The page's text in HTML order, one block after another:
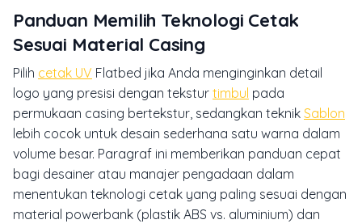
Panduan Memilih Teknologi Cetak
Sesuai Material Casing
Pilih cetak UV Flatbed jika Anda menginginkan detail
logo yang presisi dengan tekstur timbul pada
permukaan casing bertekstur, sedangkan teknik Sablon
lebih cocok untuk desain sederhana satu warna dalam
volume besar. Paragraf ini memberikan panduan cepat
bagi desainer atau manajer pengadaan dalam
menentukan teknologi cetak yang paling sesuai dengan
material powerbank (plastik ABS vs. aluminium) dan